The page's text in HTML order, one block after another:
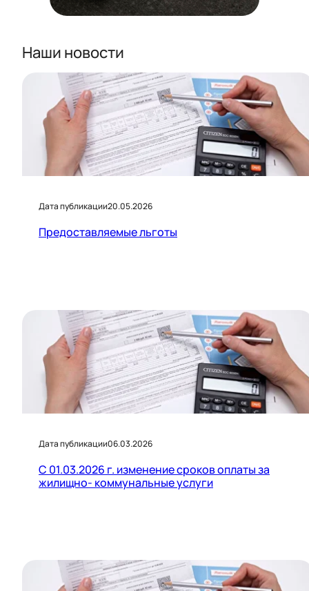
Наши новости
Дата публикации20.05.2026
Предоставляемые льготы
Дата публикации06.03.2026
С 01.03.2026 г. изменение сроков оплаты за
жилищно- коммунальные услуги